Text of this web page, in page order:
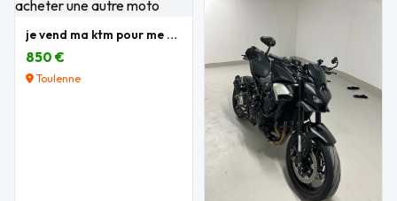
je vend ma ktm pour me acheter une autre moto
850 €
Toulenne